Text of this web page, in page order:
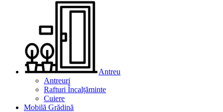
Antreu
Antreuri
Rafturi Încalțăminte
Cuiere
Mobilă Grădină